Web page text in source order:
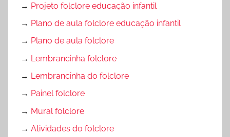
→ Projeto folclore educação infantil
→ Plano de aula folclore educação infantil
→ Plano de aula folclore
→ Lembrancinha folclore
→ Lembrancinha do folclore
→ Painel folclore
→ Mural folclore
→ Atividades do folclore